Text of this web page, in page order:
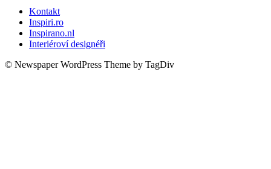
Kontakt
Inspiri.ro
Inspirano.nl
Interiéroví designéři
© Newspaper WordPress Theme by TagDiv